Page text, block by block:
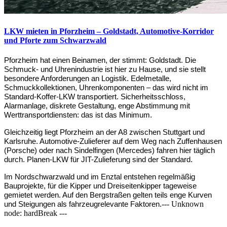
LKW mieten in Pforzheim – Goldstadt, Automotive-Korridor
und Pforte zum Schwarzwald
Pforzheim hat einen Beinamen, der stimmt: Goldstadt. Die
Schmuck- und Uhrenindustrie ist hier zu Hause, und sie stellt
besondere Anforderungen an Logistik. Edelmetalle,
Schmuckkollektionen, Uhrenkomponenten – das wird nicht im
Standard-Koffer-LKW transportiert. Sicherheitsschloss,
Alarmanlage, diskrete Gestaltung, enge Abstimmung mit
Werttransportdiensten: das ist das Minimum.
Gleichzeitig liegt Pforzheim an der A8 zwischen Stuttgart und
Karlsruhe. Automotive-Zulieferer auf dem Weg nach Zuffenhausen
(Porsche) oder nach Sindelfingen (Mercedes) fahren hier täglich
durch. Planen-LKW für JIT-Zulieferung sind der Standard.
Im Nordschwarzwald und im Enztal entstehen regelmäßig
Bauprojekte, für die Kipper und Dreiseitenkipper tageweise
gemietet werden. Auf den Bergstraßen gelten teils enge Kurven
und Steigungen als fahrzeugrelevante Faktoren.--- Unknown
node: hardBreak ---